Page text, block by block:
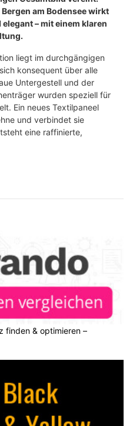
am Bodensee wirkt
– mit einem klaren
liegt im durchgängigen
konsequent über alle
Untergestell und der
wurden speziell für
Ein neues Textilpaneel
und verbindet sie
eine raffinierte,
finden & optimieren –